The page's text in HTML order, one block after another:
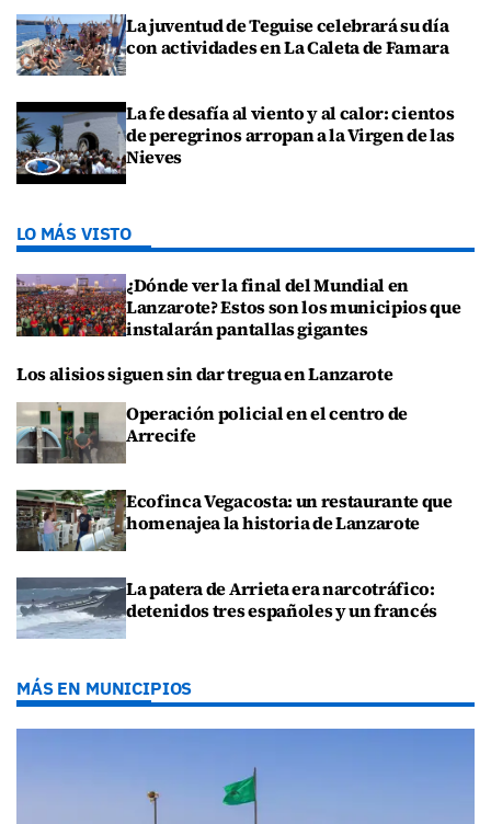
La juventud de Teguise celebrará su día
con actividades en La Caleta de Famara
La fe desafía al viento y al calor: cientos
de peregrinos arropan a la Virgen de las
Nieves
LO MÁS VISTO
¿Dónde ver la final del Mundial en
Lanzarote? Estos son los municipios que
instalarán pantallas gigantes
Los alisios siguen sin dar tregua en Lanzarote
Operación policial en el centro de
Arrecife
Ecofinca Vegacosta: un restaurante que
homenajea la historia de Lanzarote
La patera de Arrieta era narcotráfico:
detenidos tres españoles y un francés
MÁS EN MUNICIPIOS